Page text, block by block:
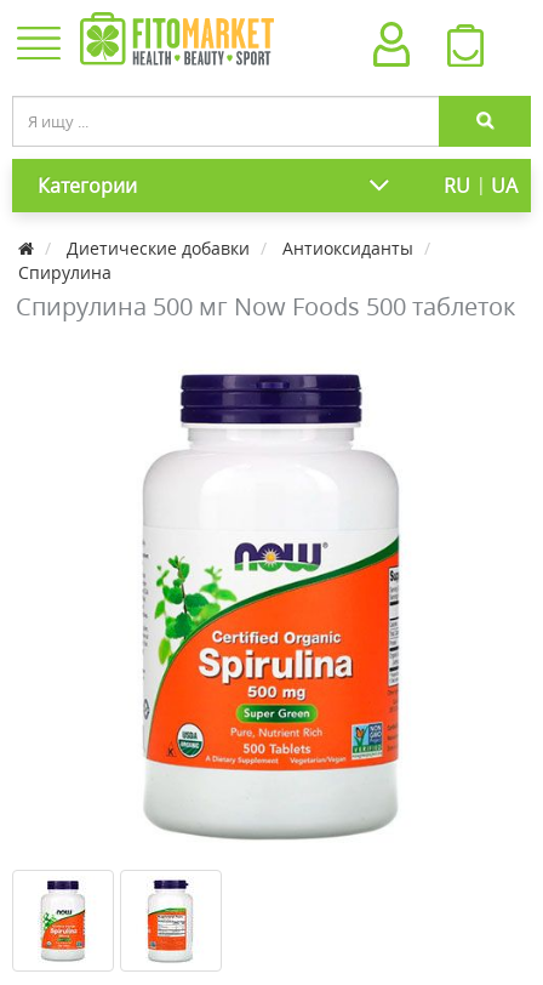
Категории RU | UA
Диетические добавки
Антиоксиданты
Спирулина
Спирулина 500 мг Now Foods 500 таблеток